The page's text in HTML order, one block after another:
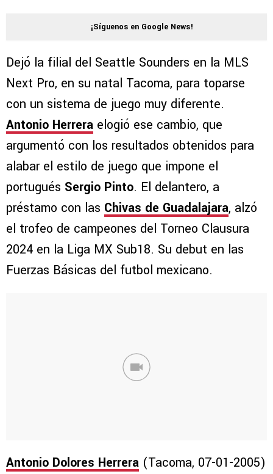
¡Síguenos en Google News!
Dejó la filial del Seattle Sounders en la MLS
Next Pro, en su natal Tacoma, para toparse
con un sistema de juego muy diferente.
Antonio Herrera elogió ese cambio, que
argumentó con los resultados obtenidos para
alabar el estilo de juego que impone el
portugués Sergio Pinto. El delantero, a
préstamo con las Chivas de Guadalajara, alzó
el trofeo de campeones del Torneo Clausura
2024 en la Liga MX Sub18. Su debut en las
Fuerzas Básicas del futbol mexicano.
Antonio Dolores Herrera (Tacoma, 07-01-2005)